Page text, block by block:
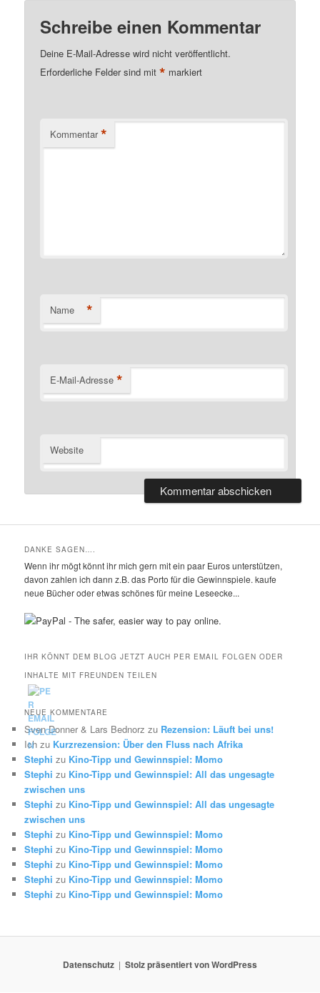
Schreibe einen Kommentar
Deine E-Mail-Adresse wird nicht veröffentlicht.
Erforderliche Felder sind mit* markiert
Kommentar *
Name *
E-Mail-Adresse *
Website
DANKE SAGEN….
Wenn ihr mögt könnt ihr mich gern mit ein paar Euros unterstützen,
davon zahlen ich dann z.B. das Porto für die Gewinnspiele. kaufe
neue Bücher oder etwas schönes für meine Leseecke...
IHR KÖNNT DEM BLOG JETZT AUCH PER EMAIL FOLGEN ODER
INHALTE MIT FREUNDEN TEILEN
NEUE KOMMENTARE
Sven Donner & Lars Bednorz zu Rezension: Läuft bei uns!
Ich zu Kurzrezension: Über den Fluss nach Afrika
Stephi zu Kino-Tipp und Gewinnspiel: Momo
Stephi zu Kino-Tipp und Gewinnspiel: All das ungesagte
zwischen uns
Stephi zu Kino-Tipp und Gewinnspiel: All das ungesagte
zwischen uns
Stephi zu Kino-Tipp und Gewinnspiel: Momo
Stephi zu Kino-Tipp und Gewinnspiel: Momo
Stephi zu Kino-Tipp und Gewinnspiel: Momo
Stephi zu Kino-Tipp und Gewinnspiel: Momo
Stephi zu Kino-Tipp und Gewinnspiel: Momo
Datenschutz Stolz präsentiert von WordPress